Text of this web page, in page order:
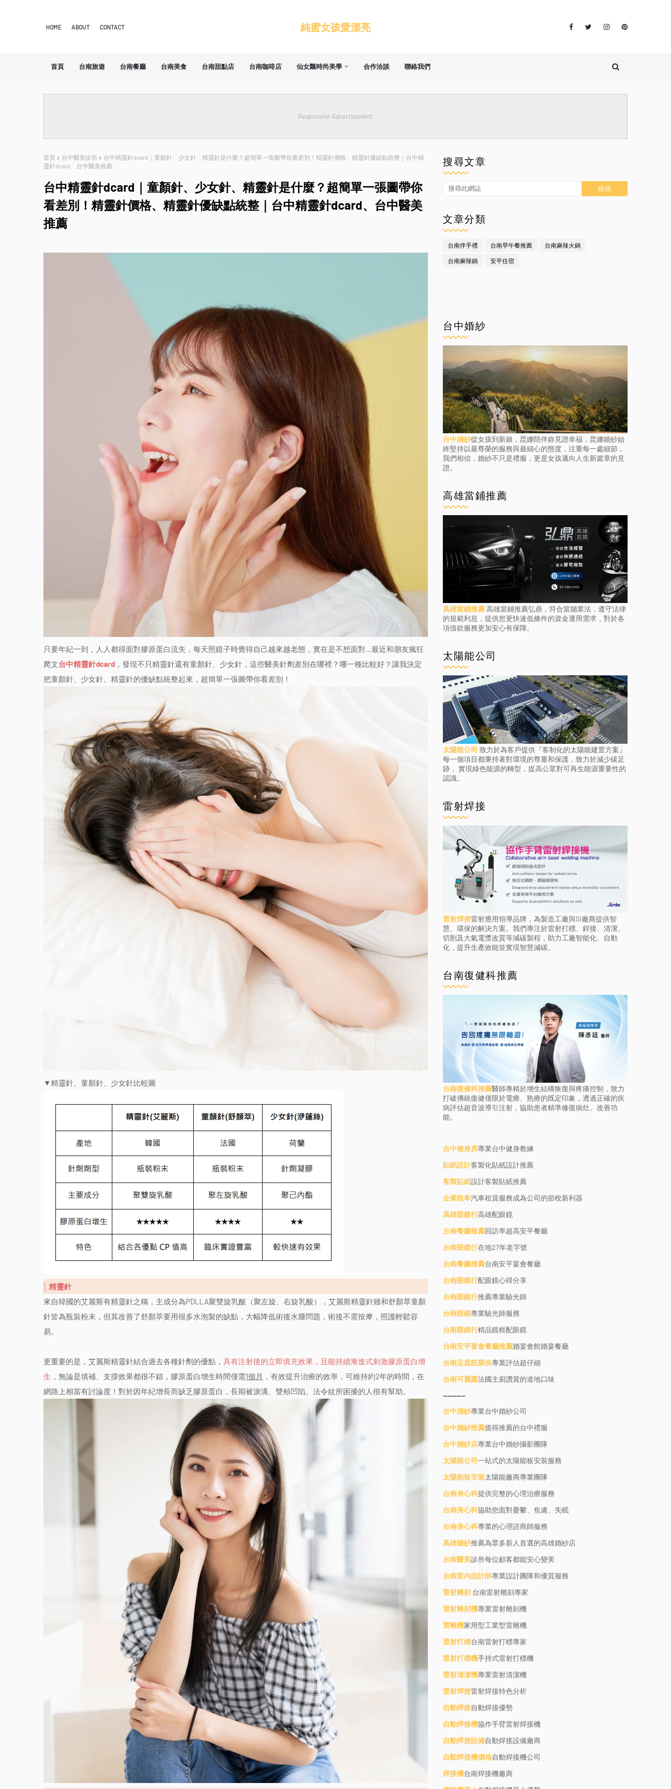
HOME ABOUT CONTACT 純蜜女孩愛漂亮
首頁 台南旅遊 台南餐廳 台南美食 台南甜點店 台南咖啡店 仙女飄時尚美學 合作洽談 聯絡我們
Responsive Advertisement
首頁 台中醫美診所
台中精靈針dcard｜童顏針、少女針、精靈針是什麼？超簡單一張圖帶你看差別！精靈針價格、精靈針優缺點統整｜台中精
靈針dcard、台中醫美推薦
台中精靈針dcard｜童顏針、少女針、精靈針是什麼？超簡單一張圖帶你
看差別！精靈針價格、精靈針優缺點統整｜台中精靈針dcard、台中醫美
推薦
只要年紀一到，人人都得面對膠原蛋白流失，每天照鏡子時覺得自己越來越老態，實在是不想面對…最近和朋友瘋狂
爬文台中精靈針dcard ，發現不只精靈針還有童顏針、少女針，這些醫美針劑差別在哪裡？哪一種比較好？讓我決定
把童顏針、少女針、精靈針的優缺點統整起來，超簡單一張圖帶你看差別！
▼精靈針、童顏針、少女針比較圖
精靈針
來自韓國的艾麗斯有精靈針之稱，主成分為PDLLA聚雙旋乳酸（聚左旋、右旋乳酸），艾麗斯精靈針雖和舒顏萃童顏
針皆為瓶裝粉末，但其改善了舒顏萃要用很多水泡製的缺點，大幅降低術後水腫問題，術後不需按摩，照護輕鬆容
易。
更重要的是，艾麗斯精靈針結合過去各種針劑的優點， 具有注射後的立即填充效果，且能持續漸進式刺激膠原蛋白增
生 ，無論是填補、支撐效果都很不錯，膠原蛋白增生時間僅需1個月 ，有效提升治療的效率，可維持約2年的時間，在
網路上相當有討論度！對於因年紀增長而缺乏膠原蛋白，長期被淚溝、雙頰凹陷、法令紋所困擾的人很有幫助。
搜尋文章
文章分類
台南伴手禮 台南早午餐推薦 台南麻辣火鍋
台南麻辣鍋 安平住宿
台中婚紗
台中婚紗從女孩到新娘，昆娜陪伴妳見證幸福，昆娜婚紗始
終堅持以最尊榮的服務與最細心的態度，注重每一處細節，
我們相信，婚紗不只是禮服，更是女孩邁向人生新篇章的見
證。
高雄當鋪推薦
高雄當鋪推薦高雄當鋪推薦弘鼎，符合當舖業法，遵守法律
的規範利息，提供您更快速低條件的資金運用需求，對於各
項借款服務更加安心有保障。
太陽能公司
太陽能公司 致力於為客戶提供『客制化的太陽能建置方案』
每一個項目都秉持著對環境的尊重和保護，致力於減少碳足
跡， 實現綠色能源的轉型，提高公眾對可再生能源重要性的
認識。
雷射焊接
雷射焊接雷射應用領導品牌，為製造工廠與SI廠商提供智
慧、環保的解決方案。我們專注於雷射打標、銲接、清潔、
切割及大氣電漿改質等減碳製程，助力工廠智能化、自動
化，提升生產效能並實現智慧減碳。
台南復健科推薦
台南復健科推薦醫師專精於增生結構恢復與疼痛控制，致力
打破傳統復健僅限於電療、熟療的既定印象，透過正確的疾
病評估超音波導引注射，協助患者精準修復病灶、改善功
能。
台中健身房專業台中健身教練
貼紙設計客製化貼紙設計推薦
客製貼紙設計客製貼紙推薦
企業租車汽車租賃服務成為公司的節稅新利器
高雄眼鏡行高雄配眼鏡
台南餐廳推薦回訪率超高安平餐廳
台南眼鏡行在地27年老字號
台南餐廳推薦台南安平宴會餐廳
台南眼鏡行配眼鏡心得分享
台南眼鏡行推薦專業驗光師
台南眼鏡專業驗光師服務
台南眼鏡行精品鏡框配眼鏡
台南安平宴會餐廳推薦婚宴會館婚宴餐廳
台南足底筋膜炎專業評估超仔細
台南可麗露法國主廚讚賞的道地口味
----------
台中婚紗專業台中婚紗公司
台中婚紗推薦值得推薦的台中禮服
台中婚紗店專業台中婚紗攝影團隊
太陽能公司一站式的太陽能板安裝服務
太陽能板安裝太陽能廠商專業團隊
台南身心科提供完整的心理治療服務
台南身心科協助您面對憂鬱、焦慮、失眠
台南身心科專業的心理諮商師服務
高雄婚紗推薦為眾多新人首選的高雄婚紗店
台南醫美診所每位顧客都能安心變美
台南室內設計師專業設計團隊和優質服務
雷射雕刻 台南雷射雕刻專家
雷射雕刻機專業雷射雕刻機
雷雕機家用型工業型雷雕機
雷射打標台南雷射打標專家
雷射打標機手持式雷射打標機
雷射清潔機專業雷射清潔機
雷射焊接雷射焊接特色分析
自動焊接自動焊接優勢
自動焊接機協作手臂雷射焊接機
自動焊接設備自動焊接設備廠商
自動焊接機價格自動焊接機公司
焊接機台南焊接機廠商